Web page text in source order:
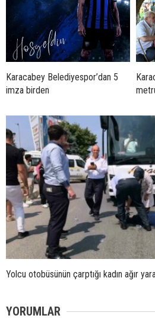
Karacabey Belediyespor’dan 5
imza birden
Yolcu otobüsünün çarptığı kadın ağır
YORUMLAR